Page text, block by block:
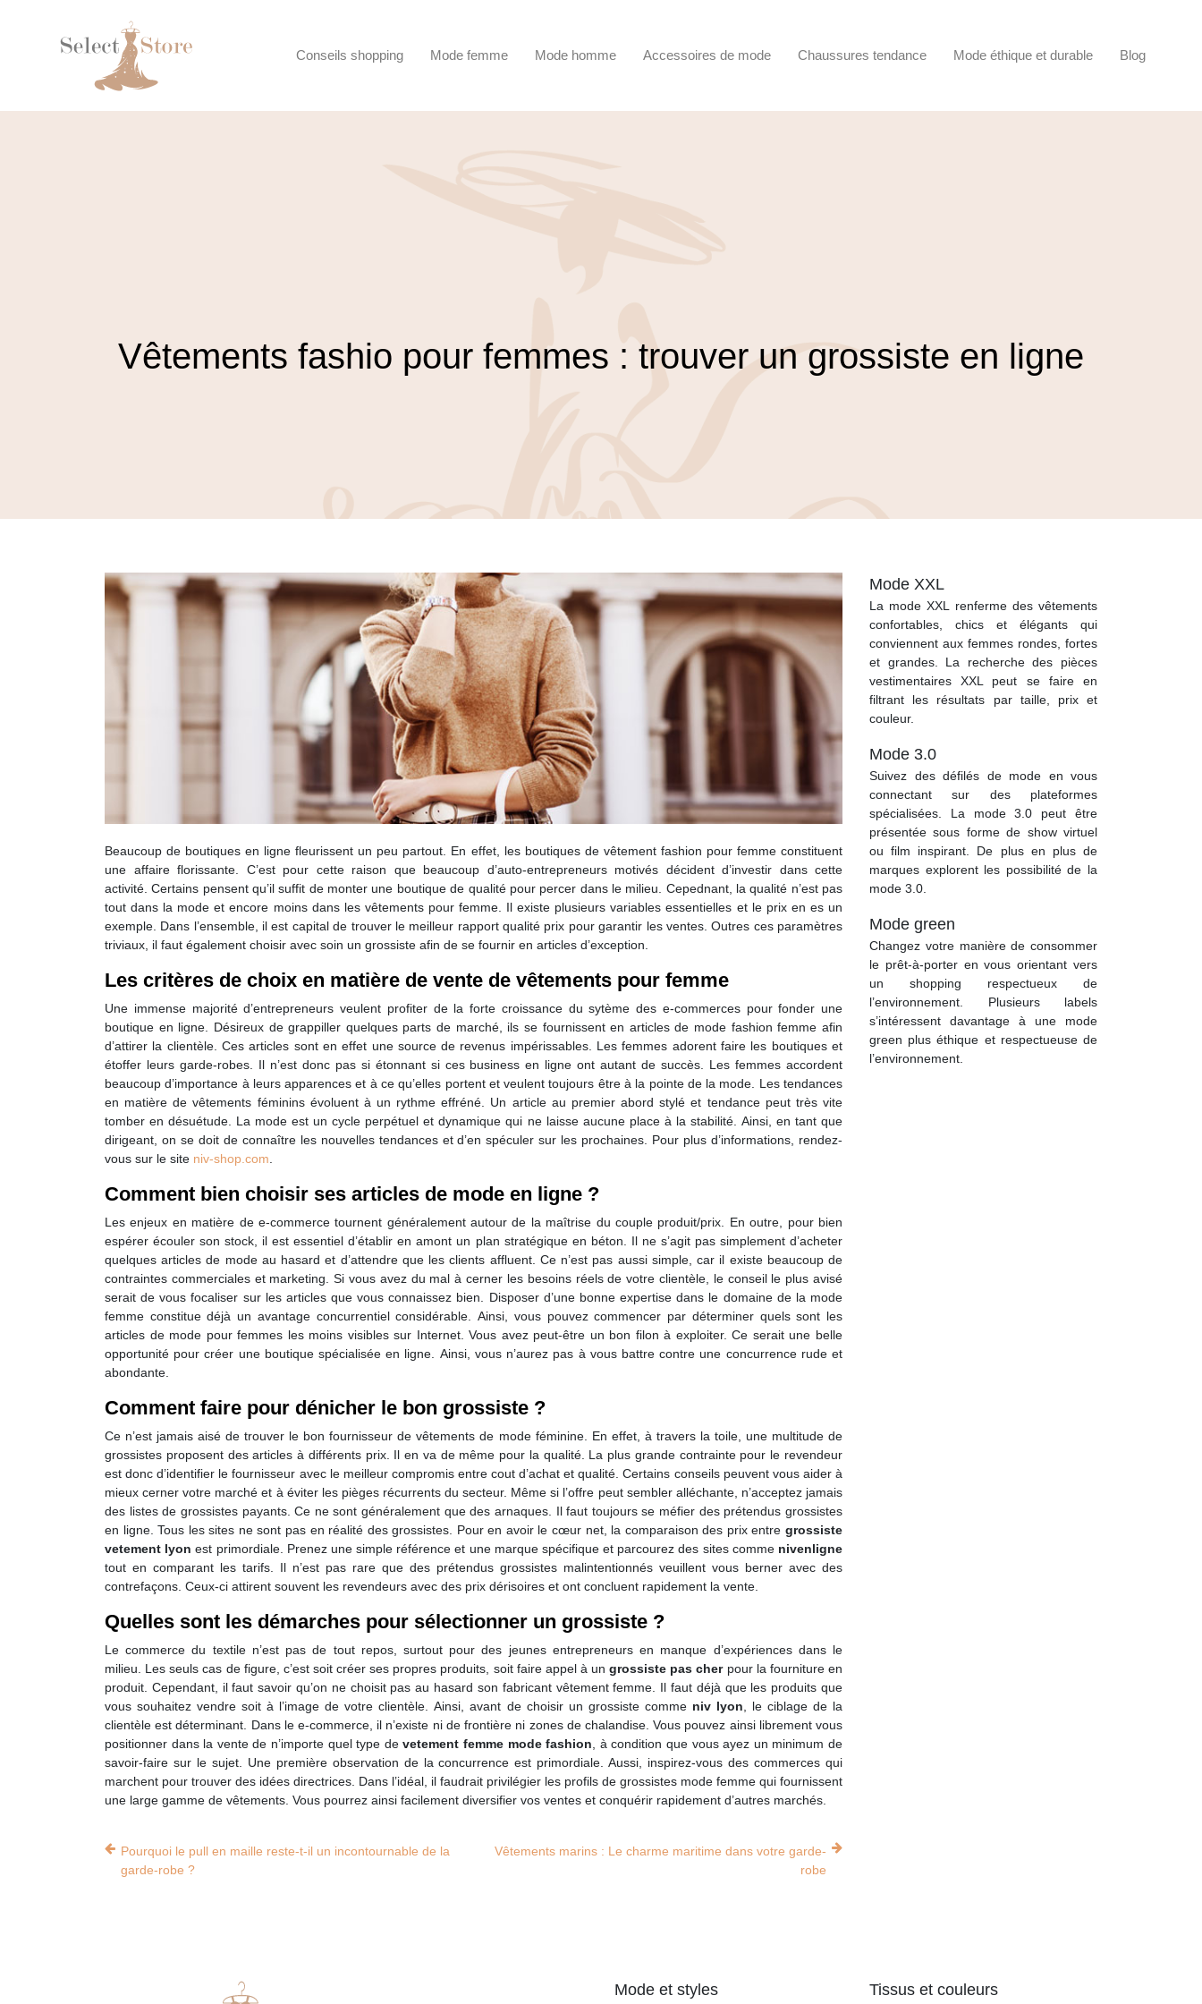
Conseils shopping Mode femme Mode homme Accessoires de mode Chaussures tendance Mode éthique et durable Blog
Vêtements fashio pour femmes : trouver un grossiste en ligne
Beaucoup de boutiques en ligne fleurissent un peu partout. En effet, les boutiques de vêtement fashion pour femme constituent
une affaire florissante. C’est pour cette raison que beaucoup d’auto-entrepreneurs motivés décident d’investir dans cette
activité. Certains pensent qu’il suffit de monter une boutique de qualité pour percer dans le milieu. Cepednant, la qualité n’est pas
tout dans la mode et encore moins dans les vêtements pour femme. Il existe plusieurs variables essentielles et le prix en es un
exemple. Dans l’ensemble, il est capital de trouver le meilleur rapport qualité prix pour garantir les ventes. Outres ces paramètres
triviaux, il faut également choisir avec soin un grossiste afin de se fournir en articles d’exception.
Les critères de choix en matière de vente de vêtements pour femme
Une immense majorité d’entrepreneurs veulent profiter de la forte croissance du sytème des e-commerces pour fonder une
boutique en ligne. Désireux de grappiller quelques parts de marché, ils se fournissent en articles de mode fashion femme afin
d’attirer la clientèle. Ces articles sont en effet une source de revenus impérissables. Les femmes adorent faire les boutiques et
étoffer leurs garde-robes. Il n’est donc pas si étonnant si ces business en ligne ont autant de succès. Les femmes accordent
beaucoup d’importance à leurs apparences et à ce qu’elles portent et veulent toujours être à la pointe de la mode. Les tendances
en matière de vêtements féminins évoluent à un rythme effréné. Un article au premier abord stylé et tendance peut très vite
tomber en désuétude. La mode est un cycle perpétuel et dynamique qui ne laisse aucune place à la stabilité. Ainsi, en tant que
dirigeant, on se doit de connaître les nouvelles tendances et d’en spéculer sur les prochaines. Pour plus d’informations, rendez-
vous sur le site niv-shop.com.
Comment bien choisir ses articles de mode en ligne ?
Les enjeux en matière de e-commerce tournent généralement autour de la maîtrise du couple produit/prix. En outre, pour bien
espérer écouler son stock, il est essentiel d’établir en amont un plan stratégique en béton. Il ne s’agit pas simplement d’acheter
quelques articles de mode au hasard et d’attendre que les clients affluent. Ce n’est pas aussi simple, car il existe beaucoup de
contraintes commerciales et marketing. Si vous avez du mal à cerner les besoins réels de votre clientèle, le conseil le plus avisé
serait de vous focaliser sur les articles que vous connaissez bien. Disposer d’une bonne expertise dans le domaine de la mode
femme constitue déjà un avantage concurrentiel considérable. Ainsi, vous pouvez commencer par déterminer quels sont les
articles de mode pour femmes les moins visibles sur Internet. Vous avez peut-être un bon filon à exploiter. Ce serait une belle
opportunité pour créer une boutique spécialisée en ligne. Ainsi, vous n’aurez pas à vous battre contre une concurrence rude et
abondante.
Comment faire pour dénicher le bon grossiste ?
Ce n’est jamais aisé de trouver le bon fournisseur de vêtements de mode féminine. En effet, à travers la toile, une multitude de
grossistes proposent des articles à différents prix. Il en va de même pour la qualité. La plus grande contrainte pour le revendeur
est donc d’identifier le fournisseur avec le meilleur compromis entre cout d’achat et qualité. Certains conseils peuvent vous aider à
mieux cerner votre marché et à éviter les pièges récurrents du secteur. Même si l’offre peut sembler alléchante, n’acceptez jamais
des listes de grossistes payants. Ce ne sont généralement que des arnaques. Il faut toujours se méfier des prétendus grossistes
en ligne. Tous les sites ne sont pas en réalité des grossistes. Pour en avoir le cœur net, la comparaison des prix entre grossiste
vetement lyon est primordiale. Prenez une simple référence et une marque spécifique et parcourez des sites comme nivenligne
tout en comparant les tarifs. Il n’est pas rare que des prétendus grossistes malintentionnés veuillent vous berner avec des
contrefaçons. Ceux-ci attirent souvent les revendeurs avec des prix dérisoires et ont concluent rapidement la vente.
Quelles sont les démarches pour sélectionner un grossiste ?
Le commerce du textile n’est pas de tout repos, surtout pour des jeunes entrepreneurs en manque d’expériences dans le
milieu. Les seuls cas de figure, c’est soit créer ses propres produits, soit faire appel à ungrossiste pas cherpour la fourniture en
produit. Cependant, il faut savoir qu’on ne choisit pas au hasard son fabricant vêtement femme. Il faut déjà que les produits que
vous souhaitez vendre soit à l’image de votre clientèle. Ainsi, avant de choisir un grossiste comme niv lyon, le ciblage de la
clientèle est déterminant. Dans le e-commerce, il n’existe ni de frontière ni zones de chalandise. Vous pouvez ainsi librement vous
positionner dans la vente de n’importe quel type devetement femme mode fashion, à condition que vous ayez un minimum de
savoir-faire sur le sujet. Une première observation de la concurrence est primordiale. Aussi, inspirez-vous des commerces qui
marchent pour trouver des idées directrices. Dans l’idéal, il faudrait privilégier les profils de grossistes mode femme qui fournissent
une large gamme de vêtements. Vous pourrez ainsi facilement diversifier vos ventes et conquérir rapidement d’autres marchés.
Pourquoi le pull en maille reste-t-il un incontournable de la
garde-robe ?
Vêtements marins : Le charme maritime dans votre garde-
robe
Mode XXL
La mode XXL renferme des vêtements
confortables, chics et élégants qui
conviennent aux femmes rondes, fortes
et grandes. La recherche des pièces
vestimentaires XXL peut se faire en
filtrant les résultats par taille, prix et
couleur.
Mode 3.0
Suivez des défilés de mode en vous
connectant sur des plateformes
spécialisées. La mode 3.0 peut être
présentée sous forme de show virtuel
ou film inspirant. De plus en plus de
marques explorent les possibilité de la
mode 3.0.
Mode green
Changez votre manière de consommer
le prêt-à-porter en vous orientant vers
un shopping respectueux de
l’environnement. Plusieurs labels
s’intéressent davantage à une mode
green plus éthique et respectueuse de
l’environnement.
Mode et styles Tissus et couleurs